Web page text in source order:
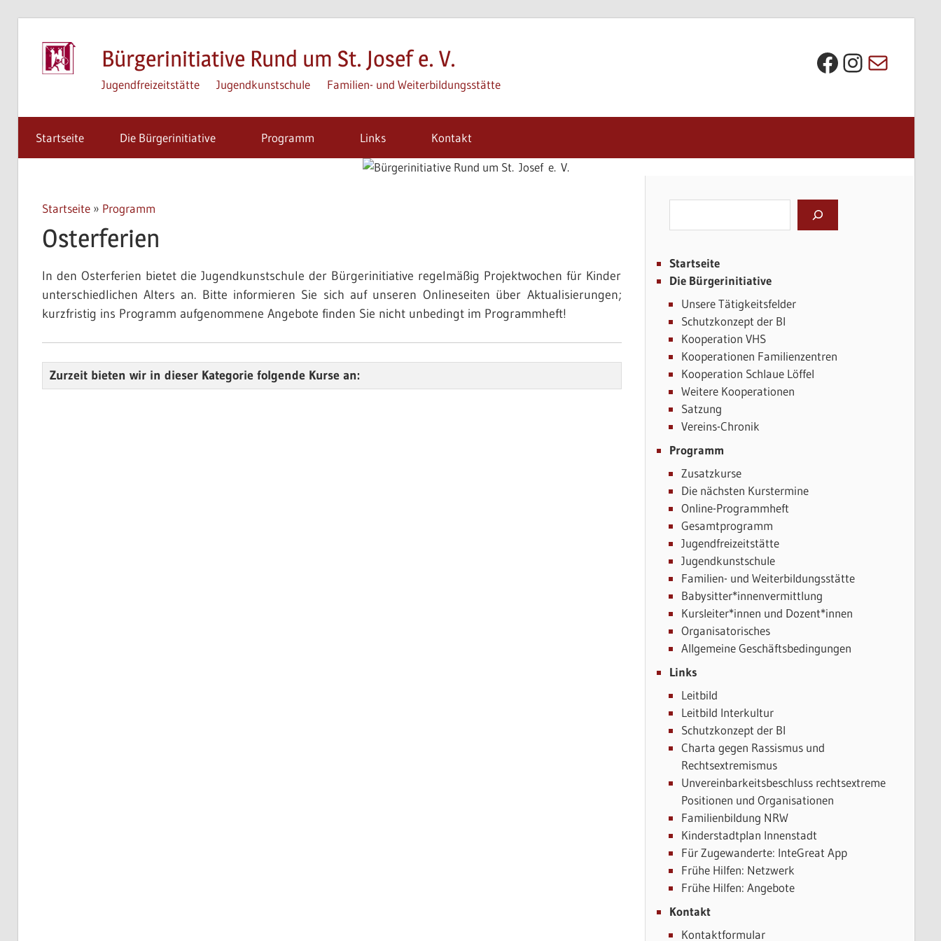
Inhalt
springen
Bürgerinitiative Rund um St. Josef e. V.
Jugendfreizeitstätte Jugendkunstschule Familien- und Weiterbildungsstätte
Die BI bei Facebook
E-Mail
Startseite Die Bürgerinitiative Programm Links Kontakt
Startseite» Programm
Osterferien
In den Osterferien bietet die Jugendkunstschule der Bürgerinitiative regelmäßig Projektwochen für Kinder
unterschiedlichen Alters an. Bitte informieren Sie sich auf unseren Onlineseiten über Aktualisierungen;
kurzfristig ins Programm aufgenommene Angebote finden Sie nicht unbedingt im Programmheft!
Zurzeit bieten wir in dieser Kategorie folgende Kurse an:
Startseite
Die Bürgerinitiative
Unsere Tätigkeitsfelder
Schutzkonzept der BI
Kooperation VHS
Kooperationen Familienzentren
Kooperation Schlaue Löffel
Weitere Kooperationen
Satzung
Vereins-Chronik
Programm
Zusatzkurse
Die nächsten Kurstermine
Online-Programmheft
Gesamtprogramm
Jugendfreizeitstätte
Jugendkunstschule
Familien- und Weiterbildungsstätte
Babysitter*innenvermittlung
Kursleiter*innen und Dozent*innen
Organisatorisches
Allgemeine Geschäftsbedingungen
Links
Leitbild
Leitbild Interkultur
Schutzkonzept der BI
Charta gegen Rassismus und
Rechtsextremismus
Unvereinbarkeitsbeschluss rechtsextreme
Positionen und Organisationen
Familienbildung NRW
Kinderstadtplan Innenstadt
Für Zugewanderte: InteGreat App
Frühe Hilfen: Netzwerk
Frühe Hilfen: Angebote
Kontakt
Kontaktformular